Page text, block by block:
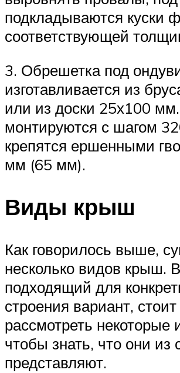
подкладываются куски
соответствующей
3. Обрешетка под
изготавливается из
или из доски 25х100
монтируются с шагом
крепятся ершенными
мм (65 мм).
Виды крыш
Как говорилось выше,
несколько видов крыш.
подходящий для
строения вариант, стоит
рассмотреть некоторые
чтобы знать, что они из
представляют.